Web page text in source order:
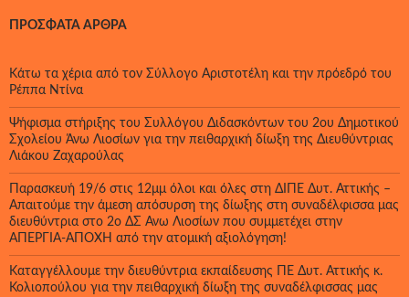
ΠΡΌΣΦΑΤΑ ΆΡΘΡΑ
Κάτω τα χέρια από τον Σύλλογο Αριστοτέλη και την πρόεδρό του
Ρέππα Ντίνα
Ψήφισμα στήριξης του Συλλόγου Διδασκόντων του 2ου Δημοτικού
Σχολείου Άνω Λιοσίων για την πειθαρχική δίωξη της Διευθύντριας
Λιάκου Ζαχαρούλας
Παρασκευή 19/6 στις 12μμ όλοι και όλες στη ΔΙΠΕ Δυτ. Αττικής –
Απαιτούμε την άμεση απόσυρση της δίωξης στη συναδέλφισσα μας
διευθύντρια στο 2ο ΔΣ Άνω Λιοσίων που συμμετέχει στην
ΑΠΕΡΓΙΑ-ΑΠΟΧΗ από την ατομική αξιολόγηση!
Καταγγέλλουμε την διευθύντρια εκπαίδευσης ΠΕ Δυτ. Αττικής κ.
Κολιοπούλου για την πειθαρχική δίωξη της συναδέλφισσας μας